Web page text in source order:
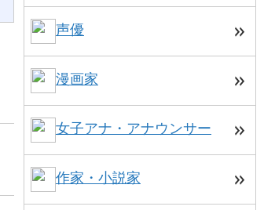
声優
漫画家
女子アナ・アナウンサー
作家・小説家